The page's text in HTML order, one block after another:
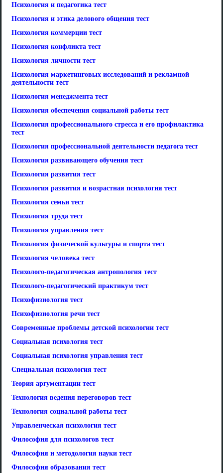
Психология и педагогика тест
Психология и этика делового общения тест
Психология коммерции тест
Психология конфликта тест
Психология личности тест
Психология маркетинговых исследований и рекламной
деятельности тест
Психология менеджмента тест
Психология обеспечения социальной работы тест
Психология профессионального стресса и его профилактика
тест
Психология профессиональной деятельности педагога тест
Психология развивающего обучения тест
Психология развития тест
Психология развития и возрастная психология тест
Психология семьи тест
Психология труда тест
Психология управления тест
Психология физической культуры и спорта тест
Психология человека тест
Психолого-педагогическая антропология тест
Психолого-педагогический практикум тест
Психофизиология тест
Психофизиология речи тест
Современные проблемы детской психологии тест
Социальная психология тест
Социальная психология управления тест
Специальная психология тест
Теория аргументации тест
Технология ведения переговоров тест
Технология социальной работы тест
Управленческая психология тест
Философия для психологов тест
Философия и методология науки тест
Философия образования тест